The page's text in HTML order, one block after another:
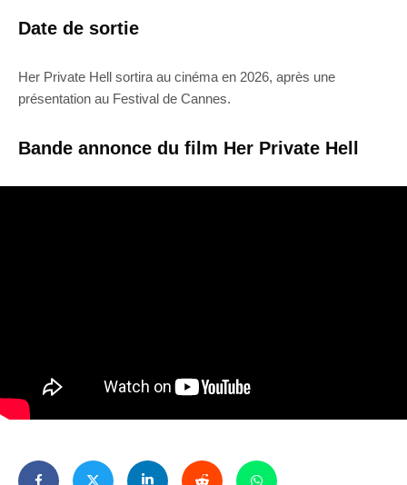
Date de sortie
Her Private Hell sortira au cinéma en 2026, après une
présentation au Festival de Cannes.
Bande annonce du film Her Private Hell